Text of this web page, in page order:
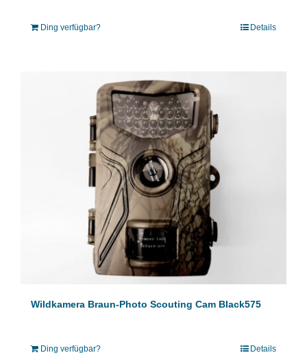
Ding verfügbar? Details
Wildkamera Braun-Photo Scouting Cam Black575
Ding verfügbar? Details